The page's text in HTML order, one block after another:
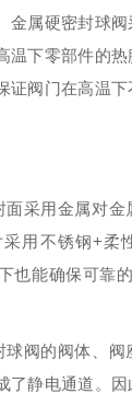
金属硬密封球
温下零部件的
证阀门在高温
采用金属对金
用不锈钢+柔
也能确保可靠
阀的阀体、阀
了静电通道。